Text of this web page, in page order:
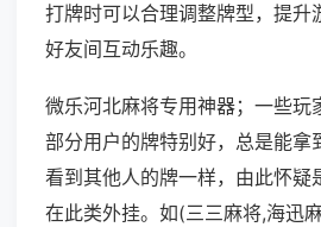
打牌时可以合理调整牌型，提升
好友间互动乐趣。
微乐河北麻将专用神器；一些玩
部分用户的牌特别好，总是能拿
看到其他人的牌一样，由此怀疑
在此类外挂。如(三三麻将,海迅